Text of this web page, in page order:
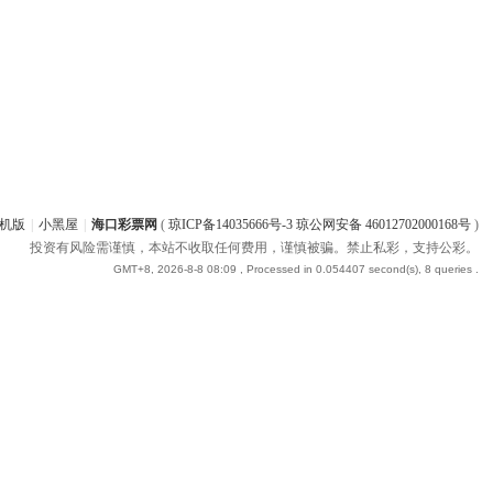
版 小黑屋 海口彩票网 ( 琼ICP备14035666号-3 琼公网安备 46012702000168号)
投资有风险需谨慎，本站不收取任何费用，谨慎被骗。禁止私彩，支持公彩。
GMT+8, 2026-8-8 08:09 , Processed in 0.054407 second(s), 8 queries .